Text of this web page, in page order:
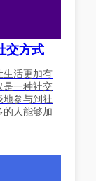
交方式
生活更加有
是一种社交
地参与到社
的人能够加